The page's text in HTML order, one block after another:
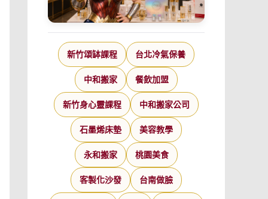
新竹頌缽課程 台北冷氣保養
中和搬家 餐飲加盟
新竹身心靈課程 中和搬家公司
石墨烯床墊 美容教學
永和搬家 桃園美食
客製化沙發 台南做臉